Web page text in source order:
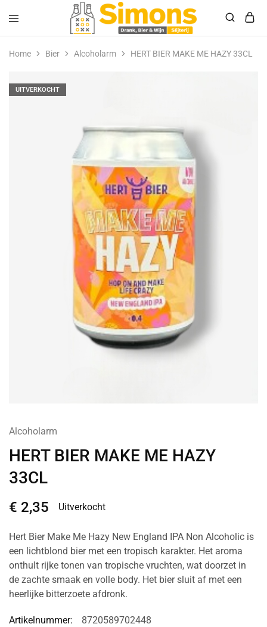
Simonsdrank.nl
Drank,
Bier
&
Home Bier Alcoholarm HERT BIER MAKE ME HAZY 33CL
UITVERKOCHT
Alcoholarm
HERT BIER MAKE ME HAZY
33CL
€ 2,35 Uitverkocht
Hert Bier Make Me Hazy New England IPA Non Alcoholic is
een lichtblond bier met een tropisch karakter. Het aroma
onthult rijke tonen van tropische vruchten, wat doorzet in
de zachte smaak en volle body. Het bier sluit af met een
heerlijke bitterzoete afdronk.
Artikelnummer:
8720589702448